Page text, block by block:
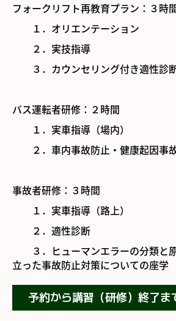
採用情報
フォークリフト再教育プラン ：３時
１．オリエンテーション
２．実技指導
３．カウンセリング付き適性診
バス運転者研修：２時間
１．実車指導（場内）
２．車内事故防止・健康起因事
事故者研修：３時間
１．実車指導（路上）
２．適性診断
３．ヒューマンエラーの分類と
立った事故防止対策についての座学
予約から講習（研修）終了ま